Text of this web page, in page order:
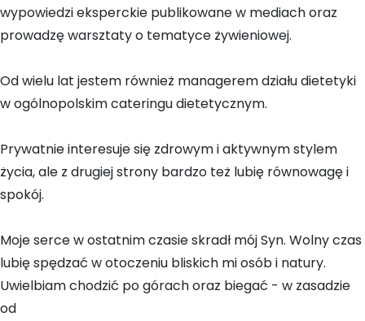
wypowiedzi eksperckie publikowane w mediach oraz
prowadzę warsztaty o tematyce żywieniowej.
Od wielu lat jestem również managerem działu dietetyki
w ogólnopolskim cateringu dietetycznym.
Prywatnie interesuje się zdrowym i aktywnym stylem
życia, ale z drugiej strony bardzo też lubię równowagę i
spokój.
Moje serce w ostatnim czasie skradł mój Syn. Wolny czas
lubię spędzać w otoczeniu bliskich mi osób i natury.
Uwielbiam chodzić po górach oraz biegać - w zasadzie
od